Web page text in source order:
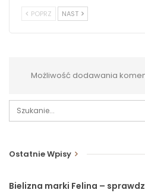
POPRZ NAST
Możliwość dodawania
Ostatnie Wpisy
Bielizna marki Felina –